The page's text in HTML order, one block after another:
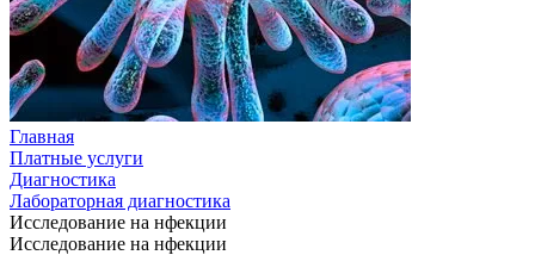
Главная
Платные услуги
Диагностика
Лабораторная диагностика
Исследование на нфекции
Исследование на нфекции